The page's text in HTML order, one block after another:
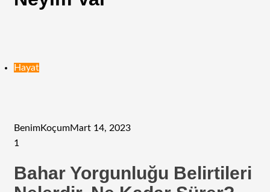
değiştir
Hayat
BenimKoçumMart 14, 2023
1
Bahar Yorgunluğu Belirtileri